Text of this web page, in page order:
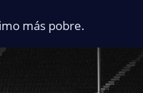
más pobre.